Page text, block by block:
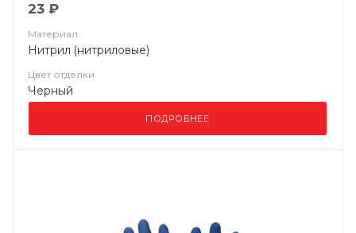
23 ₽
Материал
Нитрил (нитриловые)
Цвет отделки
Черный
ПОДРОБНЕЕ